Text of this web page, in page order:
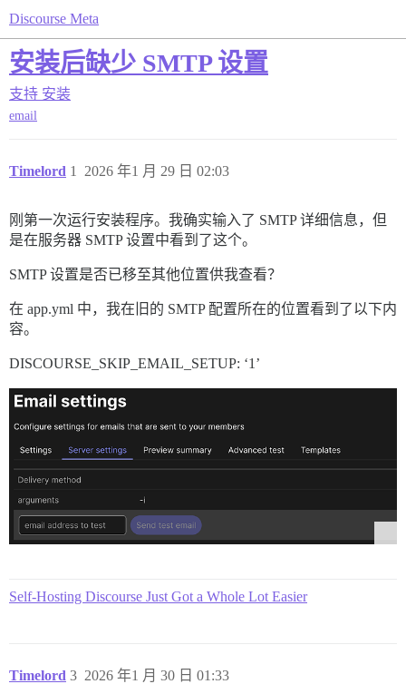
Discourse Meta
安装后缺少 SMTP 设置
支持 安装
email
Timelord 2026 年1 月 29 日 02:03
1
刚第一次运行安装程序。我确实输入了 SMTP 详细信息，但
是在服务器 SMTP 设置中看到了这个。
SMTP 设置是否已移至其他位置供我查看？
在 app.yml 中，我在旧的 SMTP 配置所在的位置看到了以下内
容。
DISCOURSE_SKIP_EMAIL_SETUP: ‘1’
Self-Hosting Discourse Just Got a Whole Lot Easier
Timelord 2026 年1 月 30 日 01:33
3